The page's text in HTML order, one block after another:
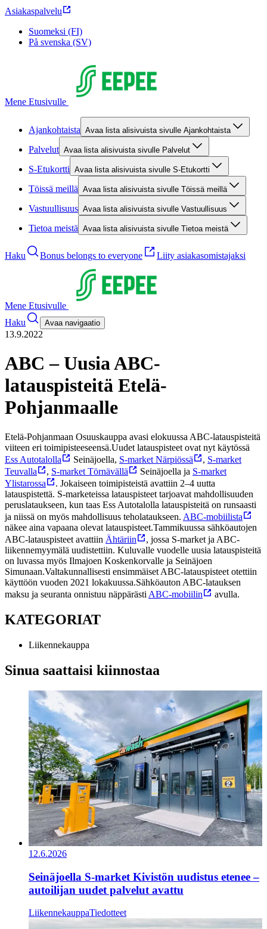
Asiakaspalvelu
Suomeksi (FI)
På svenska (SV)
Mene Etusivulle
Ajankohtaista Avaa lista alisivuista sivulle Ajankohtaista
Palvelut Avaa lista alisivuista sivulle Palvelut
S-Etukortti Avaa lista alisivuista sivulle S-Etukortti
Töissä meillä Avaa lista alisivuista sivulle Töissä meillä
Vastuullisuus Avaa lista alisivuista sivulle Vastuullisuus
Tietoa meistä Avaa lista alisivuista sivulle Tietoa meistä
Haku Bonus belongs to everyone Liity asiakasomistajaksi
Mene Etusivulle
Haku
Avaa navigaatio
13.9.2022
ABC – Uusia ABC-
latauspisteitä Etelä-
Pohjanmaalle
Etelä-Pohjanmaan Osuuskauppa avasi elokuussa ABC-latauspisteitä
viiteen eri toimipisteeseensä.Uudet latauspisteet ovat nyt käytössä
Ess Autotalolla
Seinäjoella, S-market Närpiössä , S-market
Teuvalla
, S-market Törnävällä Seinäjoella ja S-market
Ylistarossa
. Jokaiseen toimipisteistä avattiin 2–4 uutta
latauspistettä. S-marketeissa latauspisteet tarjoavat mahdollisuuden
peruslataukseen, kun taas Ess Autotalolla latauspisteitä on runsaasti
ja niissä on myös mahdollisuus teholataukseen. ABC-mobiilista
näkee aina vapaana olevat latauspisteet.Tammikuussa sähköautojen
ABC-latauspisteet avattiin Ähtäriin
, jossa S-market ja ABC-
liikennemyymälä uudistettiin. Kuluvalle vuodelle uusia latauspisteitä
on luvassa myös Ilmajoen Koskenkorvalle ja Seinäjoen
Simunaan.Valtakunnallisesti ensimmäiset ABC-latauspisteet otettiin
käyttöön vuoden 2021 lokakuussa.Sähköauton ABC-latauksen
maksu ja seuranta onnistuu näppärästi ABC-mobiilin avulla.
KATEGORIAT
Liikennekauppa
Sinua saattaisi kiinnostaa
12.6.2026
Seinäjoella S-market Kivistön uudistus etenee –
autoilijan uudet palvelut avattu
LiikennekauppaTiedotteet